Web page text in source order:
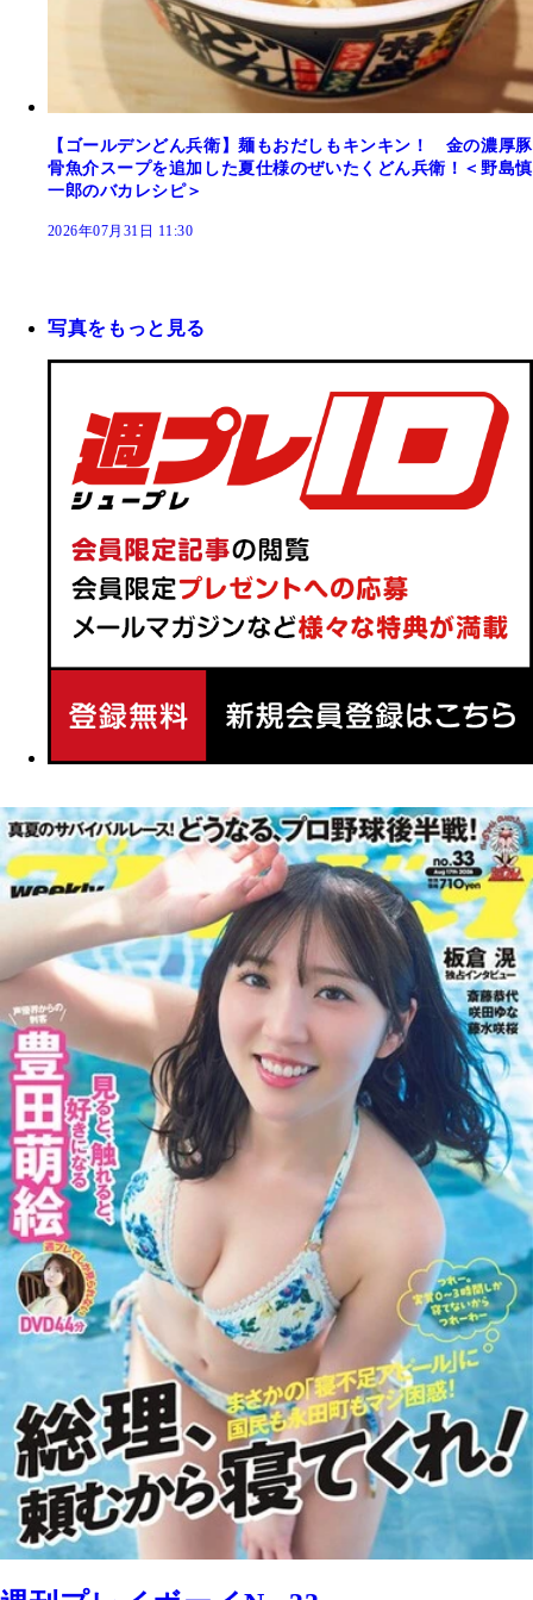
【ゴールデンどん兵衛】麺もおだしもキンキン！ 金の濃厚豚
骨魚介スープを追加した夏仕様のぜいたくどん兵衛！＜野島慎
一郎のバカレシピ＞
2026年07月31日 11:30
写真をもっと見る